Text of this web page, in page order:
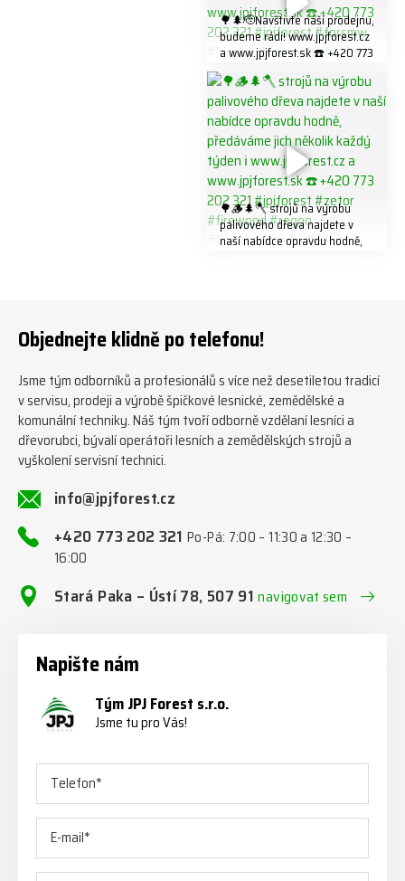
🌳🌲🫡Navštivte naší prodejnu,
budeme rádi! www.jpjforest.cz
a www.jpjforest.sk ☎️ +420 773
#biojack #regon #vahvajussi
🌳🪵🌲🪓 strojů na výrobu
palivového dřeva najdete v
naší nabídce opravdu hodně,
#firewoodproduction
Objednejte klidně po telefonu!
Jsme tým odborníků a profesionálů s více než desetiletou tradicí
v servisu, prodeji a výrobě špičkové lesnické, zemědělské a
komunální techniky. Náš tým tvoří odborně vzdělaní lesníci a
dřevorubci, bývalí operátoři lesních a zemědělských strojů a
vyškolení servisní technici.
info@jpjforest.cz
+420 773 202 321Po-Pá: 7:00 – 11:30 a 12:30 –
16:00
Stará Paka – Ústí 78, 507 91navigovat sem
Napište nám
Tým JPJ Forest s.r.o.
Jsme tu pro Vás!